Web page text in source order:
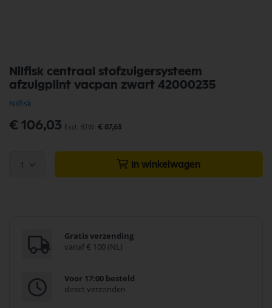
Nilfisk centraal stofzuigersysteem
afzuigplint vacpan zwart 42000235
Nilfisk
€ 106,03 € 87,63
1 In winkelwagen
Gratis verzending
vanaf € 100 (NL)
Voor 17:00 besteld
direct verzonden
naar
het
van
de
afbeeldingen-